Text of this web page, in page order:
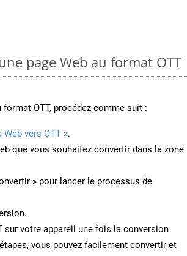
page Web au format OTT
OTT, procédez comme suit :
Web vers OTT ».
que vous souhaitez convertir dans la zone
» pour lancer le processus de
sur votre appareil une fois la conversion
vous pouvez facilement convertir et